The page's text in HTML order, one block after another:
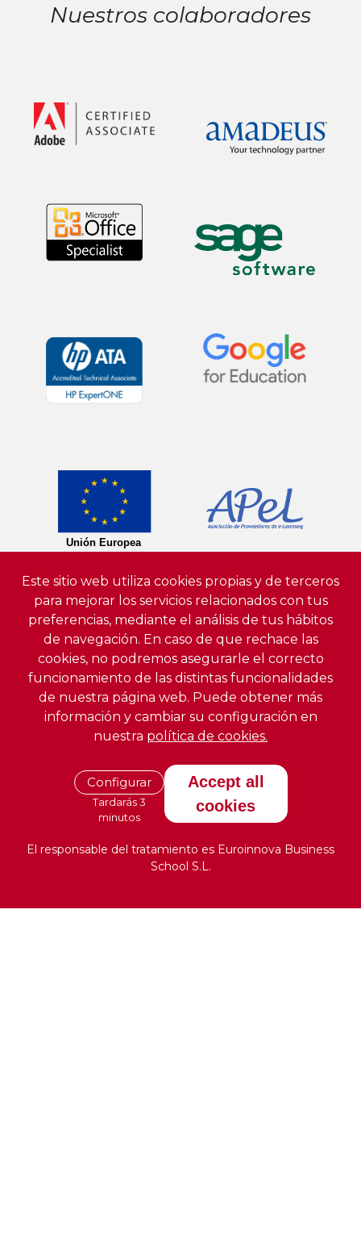
Nuestros colaboradores
Este sitio web utiliza cookies propias y de terceros
para mejorar los servicios relacionados con tus
preferencias, mediante el análisis de tus hábitos
de navegación. En caso de que rechace las
cookies, no podremos asegurarle el correcto
funcionamiento de las distintas funcionalidades
de nuestra página web. Puede obtener más
información y cambiar su configuración en
nuestra política de cookies.
Configurar
Tardarás 3
minutos
Accept all
cookies
El responsable del tratamiento es Euroinnova Business
School S.L.